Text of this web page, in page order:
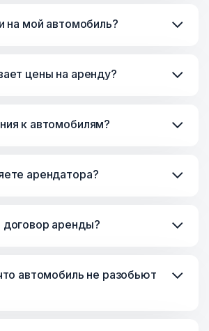
на мой автомобиль?
цены на аренду?
к автомобилям?
арендатора?
договор аренды?
автомобиль не разобьют